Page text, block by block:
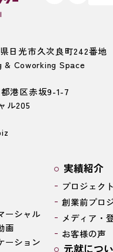
日光市久次良町242番地
& Coworking Space
港区赤坂9-1-7
ル205
ーシャル
画
ーション
実績紹介
プロジェク
創業前プロ
メディア・
お客様の声
元就につ